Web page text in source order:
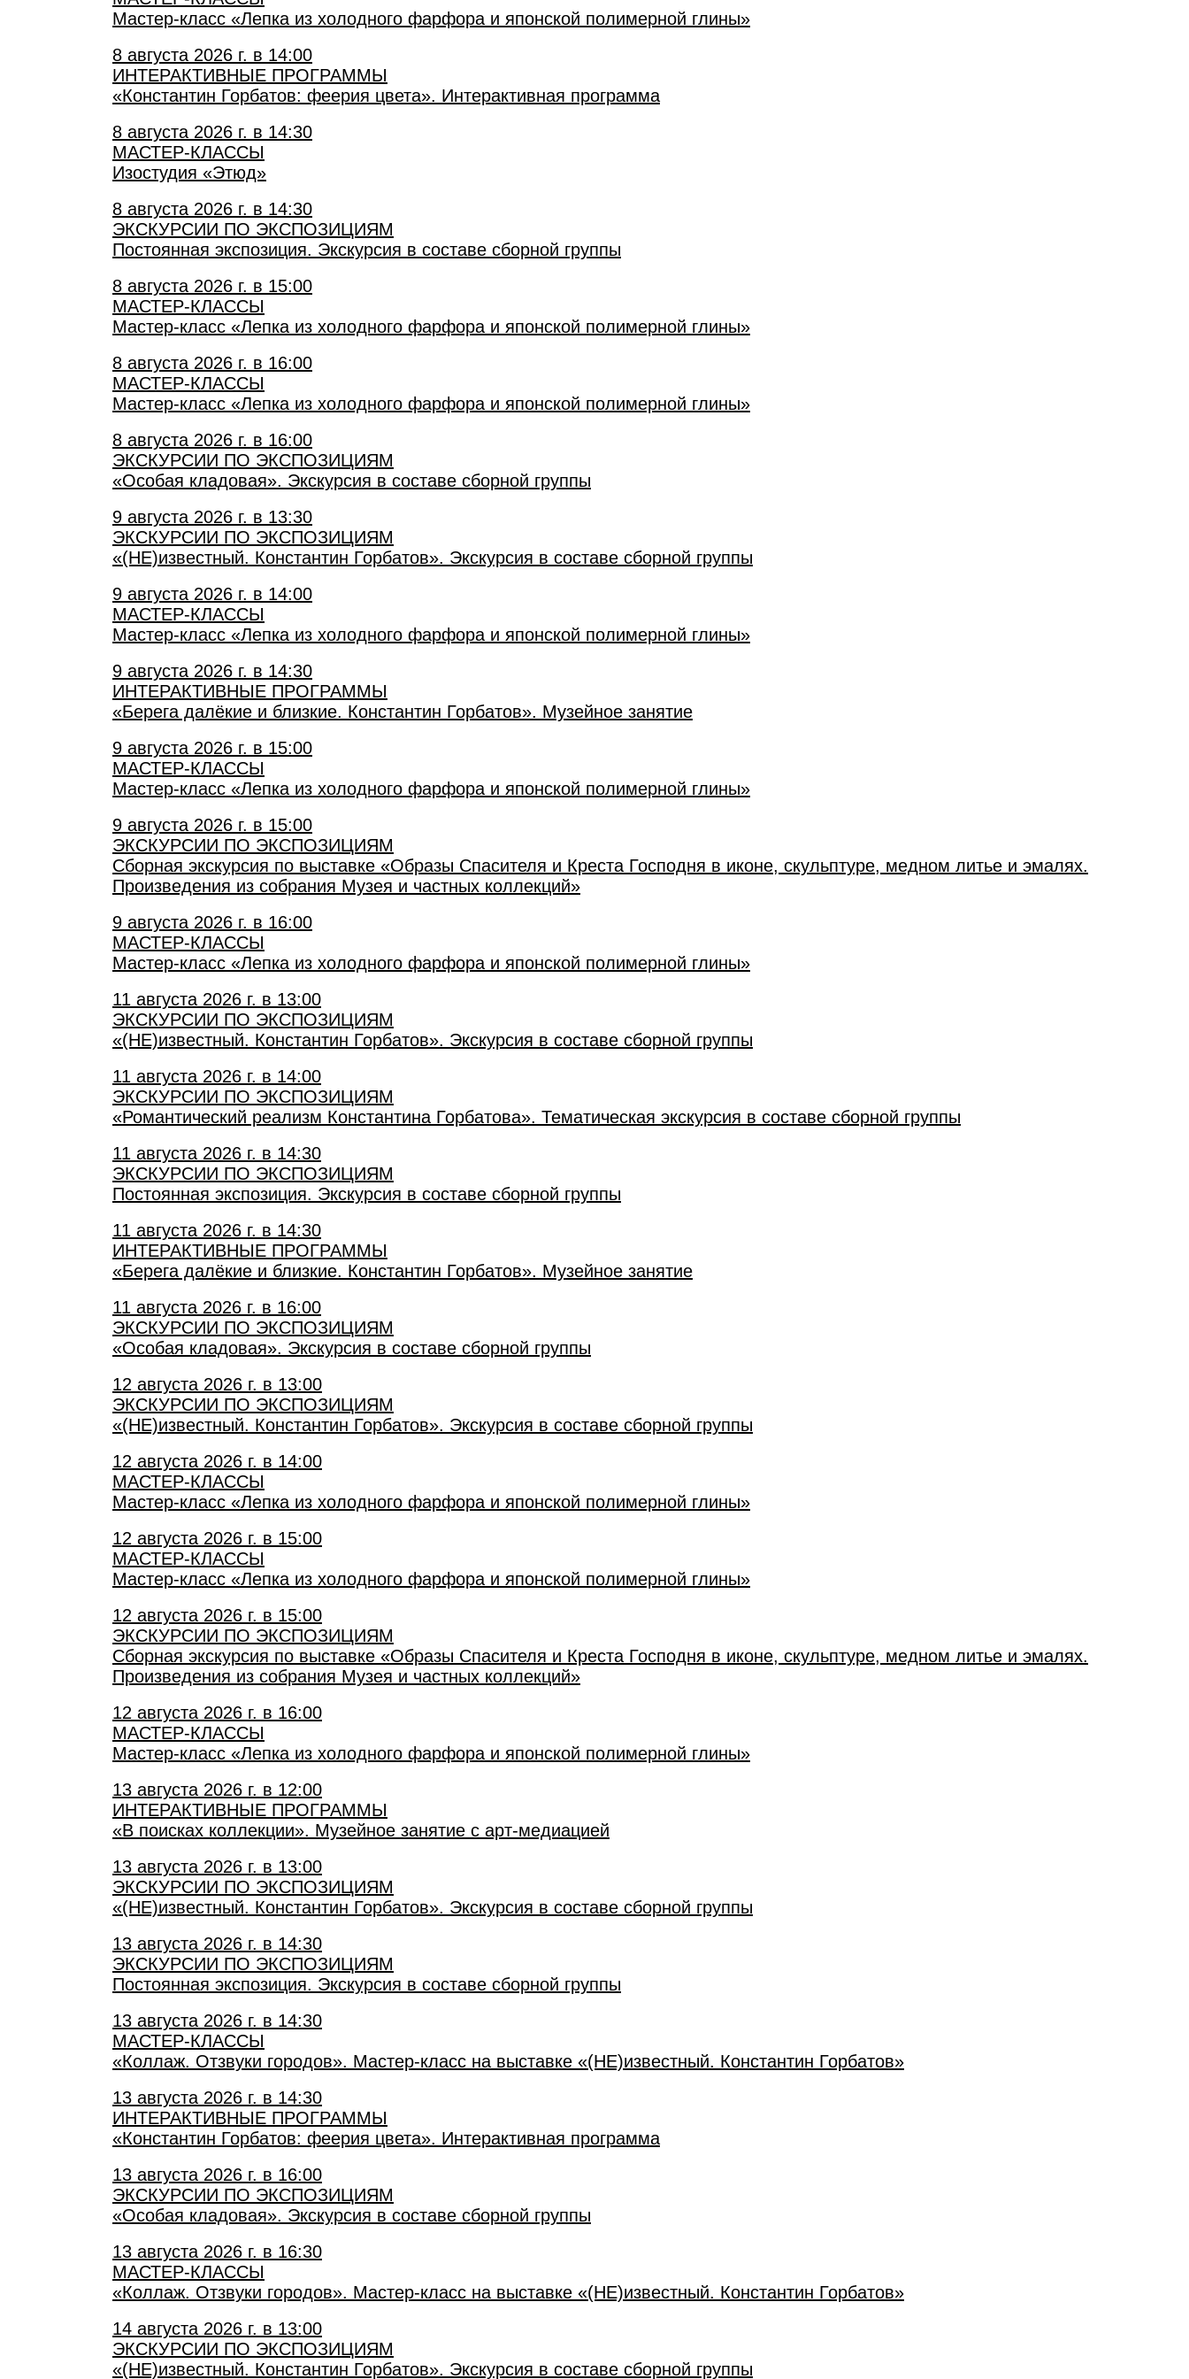
Мастер-класс «Лепка из холодного фарфора и японской полимерной глины»
8 августа 2026 г. в 14:00
ИНТЕРАКТИВНЫЕ ПРОГРАММЫ
«Константин Горбатов: феерия цвета». Интерактивная программа
8 августа 2026 г. в 14:30
МАСТЕР-КЛАССЫ
Изостудия «Этюд»
8 августа 2026 г. в 14:30
ЭКСКУРСИИ ПО ЭКСПОЗИЦИЯМ
Постоянная экспозиция. Экскурсия в составе сборной группы
8 августа 2026 г. в 15:00
МАСТЕР-КЛАССЫ
Мастер-класс «Лепка из холодного фарфора и японской полимерной глины»
8 августа 2026 г. в 16:00
МАСТЕР-КЛАССЫ
Мастер-класс «Лепка из холодного фарфора и японской полимерной глины»
8 августа 2026 г. в 16:00
ЭКСКУРСИИ ПО ЭКСПОЗИЦИЯМ
«Особая кладовая». Экскурсия в составе сборной группы
9 августа 2026 г. в 13:30
ЭКСКУРСИИ ПО ЭКСПОЗИЦИЯМ
«(НЕ)известный. Константин Горбатов». Экскурсия в составе сборной группы
9 августа 2026 г. в 14:00
МАСТЕР-КЛАССЫ
Мастер-класс «Лепка из холодного фарфора и японской полимерной глины»
9 августа 2026 г. в 14:30
ИНТЕРАКТИВНЫЕ ПРОГРАММЫ
«Берега далёкие и близкие. Константин Горбатов». Музейное занятие
9 августа 2026 г. в 15:00
МАСТЕР-КЛАССЫ
Мастер-класс «Лепка из холодного фарфора и японской полимерной глины»
9 августа 2026 г. в 15:00
ЭКСКУРСИИ ПО ЭКСПОЗИЦИЯМ
Сборная экскурсия по выставке «Образы Спасителя и Креста Господня в иконе, скульптуре, медном литье и эмалях.
Произведения из собрания Музея и частных коллекций»
9 августа 2026 г. в 16:00
МАСТЕР-КЛАССЫ
Мастер-класс «Лепка из холодного фарфора и японской полимерной глины»
11 августа 2026 г. в 13:00
ЭКСКУРСИИ ПО ЭКСПОЗИЦИЯМ
«(НЕ)известный. Константин Горбатов». Экскурсия в составе сборной группы
11 августа 2026 г. в 14:00
ЭКСКУРСИИ ПО ЭКСПОЗИЦИЯМ
«Романтический реализм Константина Горбатова». Тематическая экскурсия в составе сборной группы
11 августа 2026 г. в 14:30
ЭКСКУРСИИ ПО ЭКСПОЗИЦИЯМ
Постоянная экспозиция. Экскурсия в составе сборной группы
11 августа 2026 г. в 14:30
ИНТЕРАКТИВНЫЕ ПРОГРАММЫ
«Берега далёкие и близкие. Константин Горбатов». Музейное занятие
11 августа 2026 г. в 16:00
ЭКСКУРСИИ ПО ЭКСПОЗИЦИЯМ
«Особая кладовая». Экскурсия в составе сборной группы
12 августа 2026 г. в 13:00
ЭКСКУРСИИ ПО ЭКСПОЗИЦИЯМ
«(НЕ)известный. Константин Горбатов». Экскурсия в составе сборной группы
12 августа 2026 г. в 14:00
МАСТЕР-КЛАССЫ
Мастер-класс «Лепка из холодного фарфора и японской полимерной глины»
12 августа 2026 г. в 15:00
МАСТЕР-КЛАССЫ
Мастер-класс «Лепка из холодного фарфора и японской полимерной глины»
12 августа 2026 г. в 15:00
ЭКСКУРСИИ ПО ЭКСПОЗИЦИЯМ
Сборная экскурсия по выставке «Образы Спасителя и Креста Господня в иконе, скульптуре, медном литье и эмалях.
Произведения из собрания Музея и частных коллекций»
12 августа 2026 г. в 16:00
МАСТЕР-КЛАССЫ
Мастер-класс «Лепка из холодного фарфора и японской полимерной глины»
13 августа 2026 г. в 12:00
ИНТЕРАКТИВНЫЕ ПРОГРАММЫ
«В поисках коллекции». Музейное занятие с арт-медиацией
13 августа 2026 г. в 13:00
ЭКСКУРСИИ ПО ЭКСПОЗИЦИЯМ
«(НЕ)известный. Константин Горбатов». Экскурсия в составе сборной группы
13 августа 2026 г. в 14:30
ЭКСКУРСИИ ПО ЭКСПОЗИЦИЯМ
Постоянная экспозиция. Экскурсия в составе сборной группы
13 августа 2026 г. в 14:30
МАСТЕР-КЛАССЫ
«Коллаж. Отзвуки городов». Мастер-класс на выставке «(НЕ)известный. Константин Горбатов»
13 августа 2026 г. в 14:30
ИНТЕРАКТИВНЫЕ ПРОГРАММЫ
«Константин Горбатов: феерия цвета». Интерактивная программа
13 августа 2026 г. в 16:00
ЭКСКУРСИИ ПО ЭКСПОЗИЦИЯМ
«Особая кладовая». Экскурсия в составе сборной группы
13 августа 2026 г. в 16:30
МАСТЕР-КЛАССЫ
«Коллаж. Отзвуки городов». Мастер-класс на выставке «(НЕ)известный. Константин Горбатов»
14 августа 2026 г. в 13:00
ЭКСКУРСИИ ПО ЭКСПОЗИЦИЯМ
«(НЕ)известный. Константин Горбатов». Экскурсия в составе сборной группы